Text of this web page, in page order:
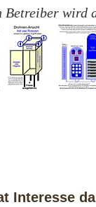
Betreiber wird
Interesse